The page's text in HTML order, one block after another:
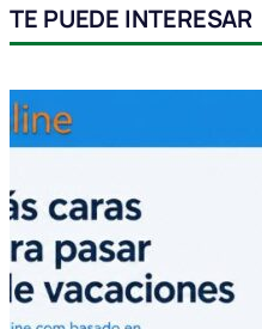
TE PUEDE INTERESAR